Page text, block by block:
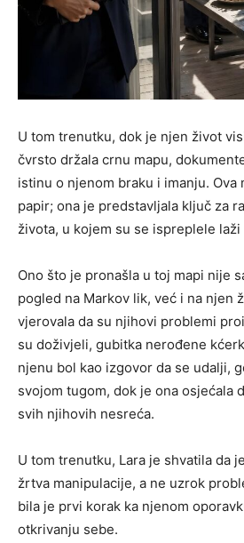
U tom trenutku, dok je njen život
čvrsto držala crnu mapu,
istinu o njenom braku i imanju. Ova
papir; ona je predstavljala ključ za
života, u kojem su se ispreplele
Ono što je pronašla u toj mapi nije
pogled na Markov lik, već i na njen
vjerovala da su njihovi problemi
su doživjeli, gubitka nerođene
njenu bol kao izgovor da se udalji,
svojom tugom, dok je ona osjećala
svih njihovih nesreća.
U tom trenutku, Lara je shvatila da
žrtva manipulacije, a ne uzrok
bila je prvi korak ka njenom
otkrivanju sebe.